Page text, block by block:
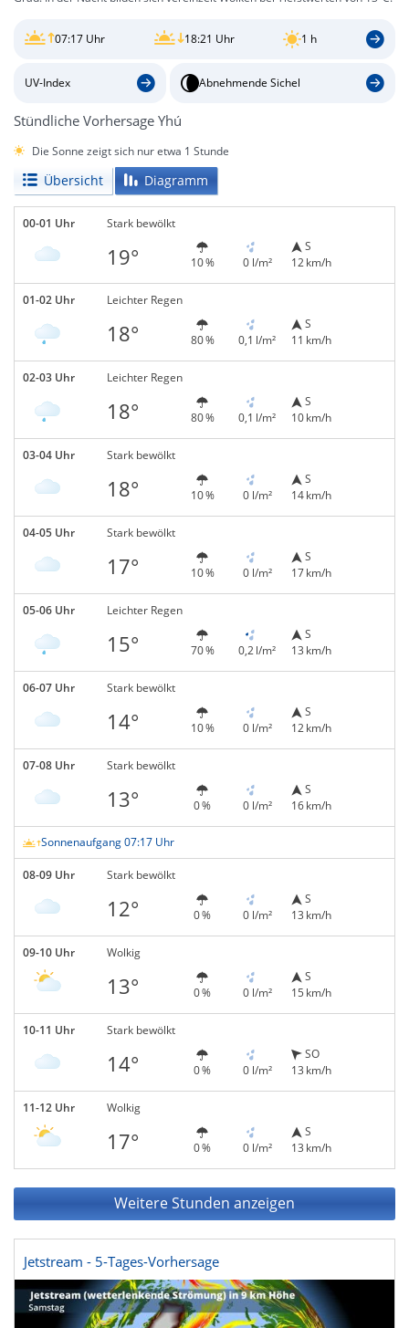
07:17 Uhr 18:21 Uhr 1 h
UV-Index Abnehmende Sichel
Stündliche Vorhersage Yhú
Die Sonne zeigt sich nur etwa 1 Stunde
Übersicht Diagramm
00-01 Uhr Stark bewölkt
19° 10 % 0 l/m²
S
12 km/h
01-02 Uhr Leichter Regen
18° 80 % 0,1 l/m²
S
11 km/h
02-03 Uhr Leichter Regen
18° 80 % 0,1 l/m²
S
10 km/h
03-04 Uhr Stark bewölkt
18° 10 % 0 l/m²
S
14 km/h
04-05 Uhr Stark bewölkt
17° 10 % 0 l/m²
S
17 km/h
05-06 Uhr Leichter Regen
15° 70 % 0,2 l/m²
S
13 km/h
06-07 Uhr Stark bewölkt
14° 10 % 0 l/m²
S
12 km/h
07-08 Uhr Stark bewölkt
13° 0 % 0 l/m²
S
16 km/h
Sonnenaufgang 07:17 Uhr
08-09 Uhr Stark bewölkt
12° 0 % 0 l/m²
S
13 km/h
09-10 Uhr Wolkig
13° 0 % 0 l/m²
S
15 km/h
10-11 Uhr Stark bewölkt
14° 0 % 0 l/m²
SO
13 km/h
11-12 Uhr Wolkig
17° 0 % 0 l/m²
S
13 km/h
Weitere Stunden anzeigen
Jetstream - 5-Tages-Vorhersage